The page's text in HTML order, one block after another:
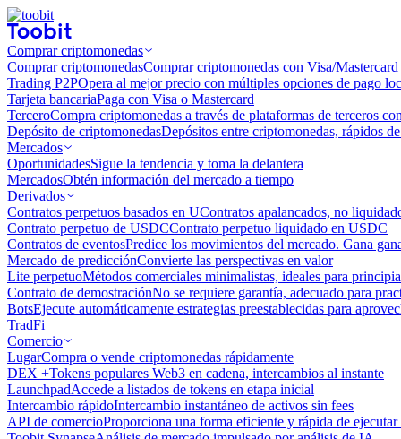
Comprar criptomonedas
Comprar criptomonedasComprar criptomonedas con Visa/Mastercard
Trading P2POpera al mejor precio con múltiples opciones de pago
Tarjeta bancariaPaga con Visa o Mastercard
TerceroCompra criptomonedas a través de plataformas de terceros
Depósito de criptomonedasDepósitos entre criptomonedas, rápidos
Mercados
OportunidadesSigue la tendencia y toma la delantera
MercadosObtén información del mercado a tiempo
Derivados
Contratos perpetuos basados ​​en UContratos apalancados, no
Contrato perpetuo de USDCContrato perpetuo liquidado en USDC
Contratos de eventosPredice los movimientos del mercado. Gana
Mercado de predicciónConvierte las perspectivas en valor
Lite perpetuoMétodos comerciales minimalistas, ideales para
Contrato de demostraciónNo se requiere garantía, adecuado para
BotsEjecute automáticamente estrategias preestablecidas para
TradFi
Comercio
LugarCompra o vende criptomonedas rápidamente
DEX +Tokens populares Web3 en cadena, intercambios al instante
LaunchpadAccede a listados de tokens en etapa inicial
Intercambio rápidoIntercambio instantáneo de activos sin fees
API de comercioProporciona una forma eficiente y rápida de